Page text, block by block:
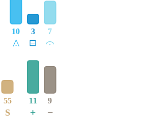
Å
10
É
3
Ă
7
S
55
+
11
−
9